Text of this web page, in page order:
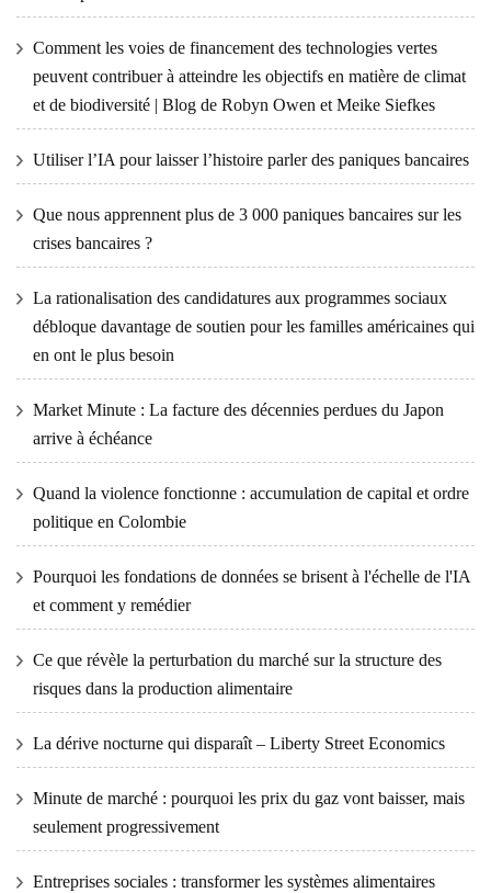
Comment les voies de financement des technologies vertes
peuvent contribuer à atteindre les objectifs en matière de climat
et de biodiversité | Blog de Robyn Owen et Meike Siefkes
Utiliser l’IA pour laisser l’histoire parler des paniques bancaires
Que nous apprennent plus de 3 000 paniques bancaires sur les
crises bancaires ?
La rationalisation des candidatures aux programmes sociaux
débloque davantage de soutien pour les familles américaines qui
en ont le plus besoin
Market Minute : La facture des décennies perdues du Japon
arrive à échéance
Quand la violence fonctionne : accumulation de capital et ordre
politique en Colombie
Pourquoi les fondations de données se brisent à l'échelle de l'IA
et comment y remédier
Ce que révèle la perturbation du marché sur la structure des
risques dans la production alimentaire
La dérive nocturne qui disparaît – Liberty Street Economics
Minute de marché : pourquoi les prix du gaz vont baisser, mais
seulement progressivement
Entreprises sociales : transformer les systèmes alimentaires